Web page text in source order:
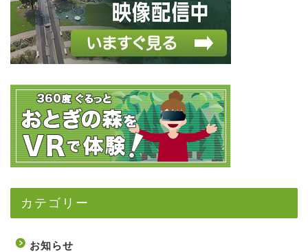
カテゴリー
お知らせ